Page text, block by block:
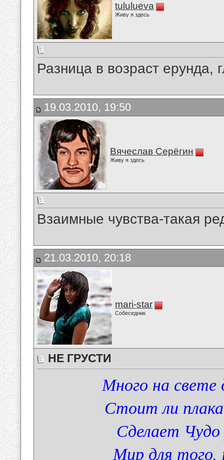
tululueva
Живу я здесь
Разница в возраст ерунда,
19.03.2010, 19:50
Вячеслав Серёгин
Живу я здесь
Взаимные чувства-такая
21.03.2010, 20:18
mari-star
Собеседник
НЕ ГРУСТИ
Много на
Стоит ли
Сделает
Мир для